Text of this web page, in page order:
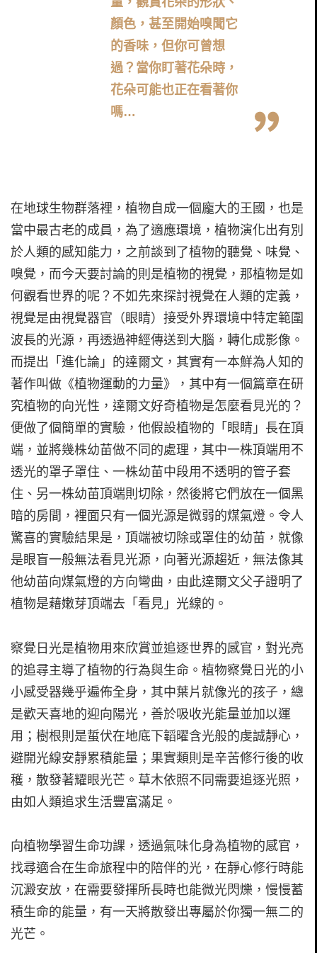
顏色，甚至開始嗅聞它
的香味，但你可曾想
過？當你盯著花朵時，
花朵可能也正在看著你
嗎…
在地球生物群落裡，植物自成一個龐大的王國，也是
當中最古老的成員，為了適應環境，植物演化出有別
於人類的感知能力，之前談到了植物的聽覺、味覺、
嗅覺，而今天要討論的則是植物的視覺，那植物是如
何觀看世界的呢？不如先來探討視覺在人類的定義，
視覺是由視覺器官（眼睛）接受外界環境中特定範圍
波長的光源，再透過神經傳送到大腦，轉化成影像。
而提出「進化論」的達爾文，其實有一本鮮為人知的
著作叫做《植物運動的力量》，其中有一個篇章在研
究植物的向光性，達爾文好奇植物是怎麼看見光的？
便做了個簡單的實驗，他假設植物的「眼睛」長在頂
端，並將幾株幼苗做不同的處理，其中一株頂端用不
透光的罩子罩住、一株幼苗中段用不透明的管子套
住、另一株幼苗頂端則切除，然後將它們放在一個黑
暗的房間，裡面只有一個光源是微弱的煤氣燈。令人
驚喜的實驗結果是，頂端被切除或罩住的幼苗，就像
是眼盲一般無法看見光源，向著光源趨近，無法像其
他幼苗向煤氣燈的方向彎曲，由此達爾文父子證明了
植物是藉嫩芽頂端去「看見」光線的。
察覺日光是植物用來欣賞並追逐世界的感官，對光亮
的追尋主導了植物的行為與生命。植物察覺日光的小
小感受器幾乎遍佈全身，其中葉片就像光的孩子，總
是歡天喜地的迎向陽光，善於吸收光能量並加以運
用；樹根則是蜇伏在地底下韜曜含光般的虔誠靜心，
避開光線安靜累積能量；果實類則是辛苦修行後的收
穫，散發著耀眼光芒。草木依照不同需要追逐光照，
由如人類追求生活豐富滿足。
向植物學習生命功課，透過氣味化身為植物的感官，
找尋適合在生命旅程中的陪伴的光，在靜心修行時能
沉澱安放，在需要發揮所長時也能微光閃爍，慢慢蓄
積生命的能量，有一天將散發出專屬於你獨一無二的
光芒。